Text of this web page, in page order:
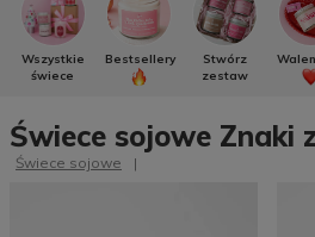
Wszystkie
świece
Bestsellery
Stwórz
zestaw
Świece sojowe Znaki
Świece sojowe